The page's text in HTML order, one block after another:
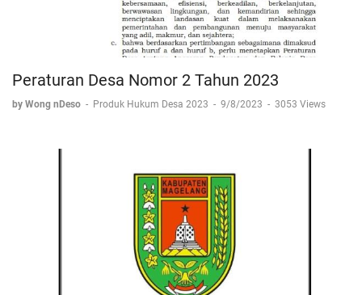
Peraturan Desa Nomor 2 Tahun 2023
by Wong nDeso - Produk Hukum Desa 2023 - 9/8/2023 - 3053 Views